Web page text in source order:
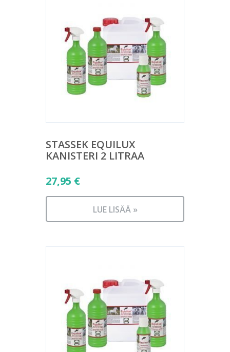
STASSEK EQUILUX
KANISTERI 2 LITRAA
27,95 €
LUE LISÄÄ »